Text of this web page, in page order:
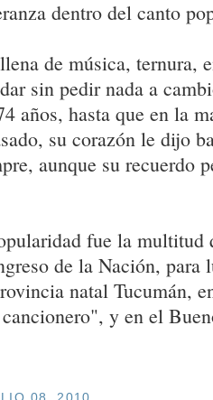
dentro del canto
de música, ternura,
sin pedir nada a
años, hasta que en la
su corazón le dijo
aunque su recuerdo
fue la multitud
de la Nación, para
natal Tucumán,
y en el